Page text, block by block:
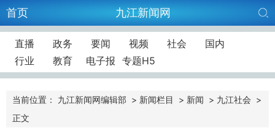
首页 九江新闻网
直播 政务 要闻 视频 社会
国内
行业
教育 电子报 专题H5
当前位置： 九江新闻网编辑部 > 新闻栏目 > 新闻 > 九江社会 >
正文